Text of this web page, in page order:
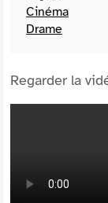
Cinéma
Drame
Regarder la